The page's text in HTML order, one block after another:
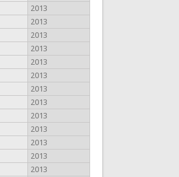
2013
2013
2013
2013
2013
2013
2013
2013
2013
2013
2013
2013
2013